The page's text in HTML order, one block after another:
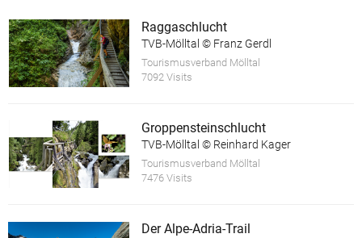
Raggaschlucht
TVB-Mölltal © Franz Gerdl
Tourismusverband Mölltal
7092 Visits
Groppensteinschlucht
TVB-Mölltal © Reinhard Kager
Tourismusverband Mölltal
7476 Visits
Der Alpe-Adria-Trail